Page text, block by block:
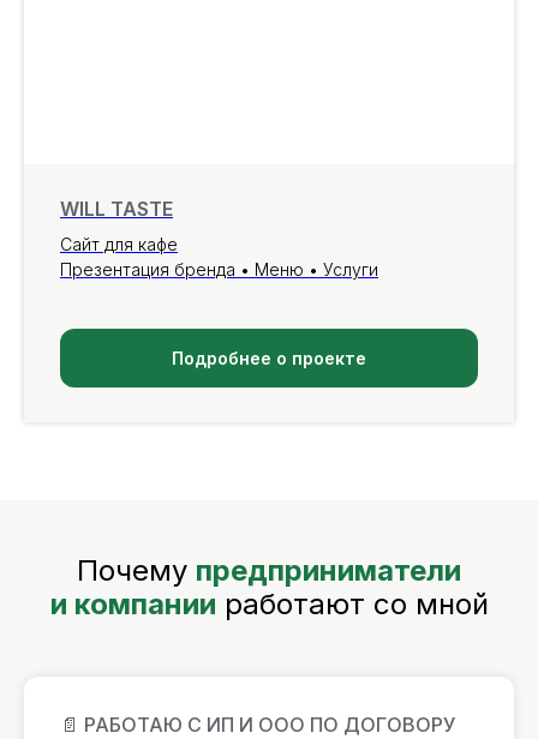
WILL TASTE
Сайт для кафе
Презентация бренда • Меню • Услуги
Подробнее о проекте
Почему предприниматели
и компании работают со мной
📄 РАБОТАЮ С ИП И ООО ПО ДОГОВОРУ